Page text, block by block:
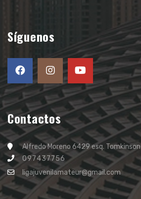
Síguenos
Contactos
Alfredo Moreno 6429 esq. Tomkinson
097437756
ligajuvenilamateur@gmail.com